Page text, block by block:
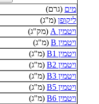
מים (גרם)
ליקופן (מ"ג)
ויטמין A
(מק"ג)
ויטמין B
(מ"ג)
ויטמין B1
(מ"ג)
ויטמין B2
(מ"ג)
ויטמין B3
(מ"ג)
ויטמין B5
(מ"ג)
ויטמין B6
(מ"ג)